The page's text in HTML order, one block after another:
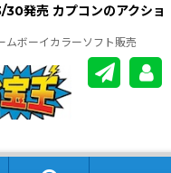
発売 カプコンのアクショ
ムボーイカラーソフト販売